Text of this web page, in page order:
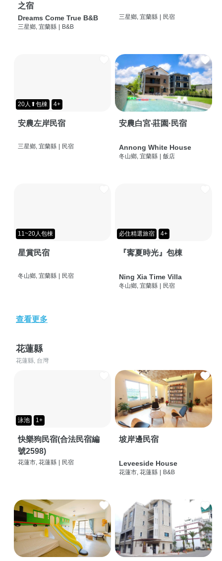
之宿
Dreams Come True B&B
三星鄉, 宜蘭縣 | B&B
三星鄉, 宜蘭縣 | 民宿
20人⬆包棟 4+
安農左岸民宿
三星鄉, 宜蘭縣 | 民宿
安農白宮‧莊園·民宿
Annong White House
冬山鄉, 宜蘭縣 | 飯店
11~20人包棟
星賞民宿
冬山鄉, 宜蘭縣 民宿
必住精選旅宿 4+
『寗夏時光』包棟
Ning Xia Time Villa
冬山鄉, 宜蘭縣 民宿
查看更多
花蓮縣
花蓮縣, 台灣
泳池 1+
快樂狗民宿(合法民宿編
號2598)
花蓮市, 花蓮縣 民宿
坡岸邊民宿
Leveeside House
花蓮市, 花蓮縣 B&B